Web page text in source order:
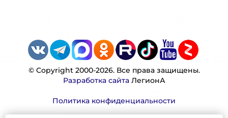
© Copyright 2000-2026. Все права защищены.
Разработка сайтаЛегионА
Политика конфиденциальности